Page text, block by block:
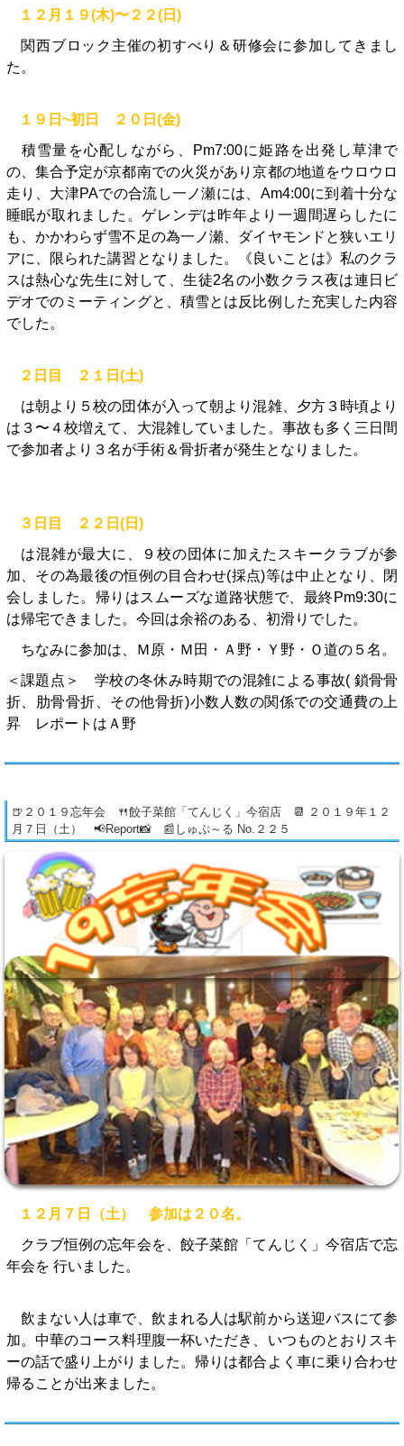
１２月１９(木)〜２２(日)
関西ブロック主催の初すべり＆研修会に参加してきまし
た。
１９日~初日 ２０日(金)
積雪量を心配しながら、Pm7:00に姫路を出発し草津で
の、集合予定が京都南での火災があり京都の地道をウロウロ
走り、大津PAでの合流し一ノ瀬には、Am4:00に到着十分な
睡眠が取れました。ゲレンデは昨年より一週間遅らしたに
も、かかわらず雪不足の為一ノ瀬、ダイヤモンドと狭いエリ
アに、限られた講習となりました。《良いことは》私のクラ
スは熱心な先生に対して、生徒2名の小数クラス夜は連日ビ
デオでのミーティングと、積雪とは反比例した充実した内容
でした。
２日目 ２１日(土)
は朝より５校の団体が入って朝より混雑、夕方３時頃より
は３〜４校増えて、大混雑していました。事故も多く三日間
で参加者より３名が手術＆骨折者が発生となりました。
３日目 ２２日(日)
は混雑が最大に、９校の団体に加えたスキークラブが参
加、その為最後の恒例の目合わせ(採点)等は中止となり、閉
会しました。帰りはスムーズな道路状態で、最終Pm9:30に
は帰宅できました。今回は余裕のある、初滑りでした。
ちなみに参加は、Ｍ原・Ｍ田・Ａ野・Ｙ野・Ｏ道の５名。
＜課題点＞ 学校の冬休み時期での混雑による事故( 鎖骨骨
折、肋骨骨折、その他骨折)小数人数の関係での交通費の上
昇 レポートはＡ野
🍺２０１９忘年会 🍴餃子菜館「てんじく」今宿店 📆 ２０１９年１２
月７日（土） 📢Report📸 📰しゅぷ～る No.２２５
１２月７日（土） 参加は２０名。
クラブ恒例の忘年会を、餃子菜館「てんじく」今宿店で忘
年会を 行いました。
飲まない人は車で、飲まれる人は駅前から送迎バスにて参
加。中華のコース料理腹一杯いただき、いつものとおりスキ
ーの話で盛り上がりました。帰りは都合よく車に乗り合わせ
帰ることが出来ました。